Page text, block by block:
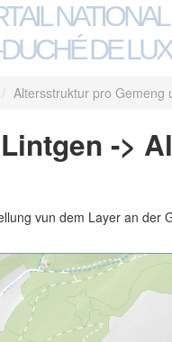
NATIONAL
DE
/ Altersstruktur pro Gemeng
->
vun dem Layer an der